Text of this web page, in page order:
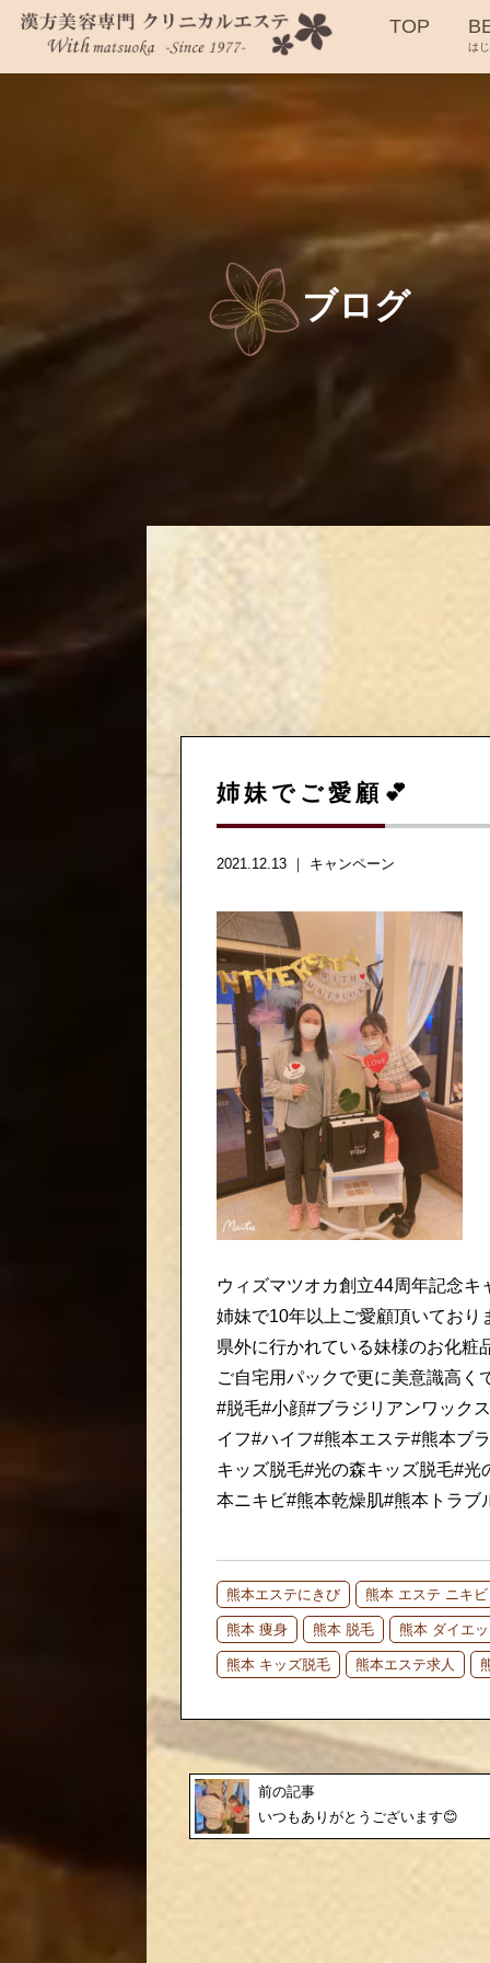
TOP
は
ブログ
姉妹でご愛顧💕
2021.12.13 ｜ キャンペーン
ウィズマツオカ創立44周年記念
姉妹で10年以上ご愛顧頂いており
県外に行かれている妹様のお化粧
ご自宅用パックで更に美意識高く
#脱毛#小顔#ブラジリアンワック
イフ#ハイフ#熊本エステ#熊本ブ
キッズ脱毛#光の森キッズ脱毛#
本ニキビ#熊本乾燥肌#熊本トラブ
熊本エステにきび 熊本 エステ ニキビ
熊本 痩身 熊本 脱毛 熊本 ダイエ
熊本 キッズ脱毛 熊本エステ求人
前の記事
いつもありがとうございます😊